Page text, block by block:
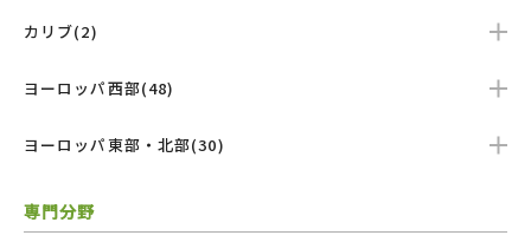
カリブ(2)
ヨーロッパ西部(48)
ヨーロッパ東部・北部(30)
専門分野